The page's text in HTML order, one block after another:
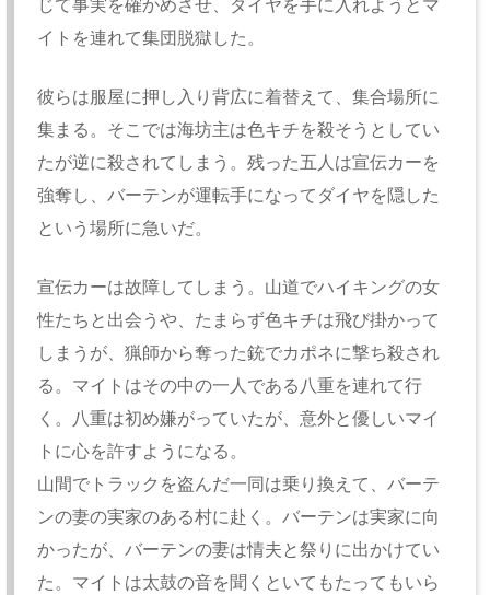
イトを連れて集団脱獄した。
彼らは服屋に押し入り背広に着替えて、集合場所に
集まる。そこでは海坊主は色キチを殺そうとしてい
たが逆に殺されてしまう。残った五人は宣伝カーを
強奪し、バーテンが運転手になってダイヤを隠した
という場所に急いだ。
宣伝カーは故障してしまう。山道でハイキングの女
性たちと出会うや、たまらず色キチは飛び掛かって
しまうが、猟師から奪った銃でカポネに撃ち殺され
る。マイトはその中の一人である八重を連れて行
く。八重は初め嫌がっていたが、意外と優しいマイ
トに心を許すようになる。
山間でトラックを盗んだ一同は乗り換えて、バーテ
ンの妻の実家のある村に赴く。バーテンは実家に向
かったが、バーテンの妻は情夫と祭りに出かけてい
た。マイトは太鼓の音を聞くといてもたってもいら